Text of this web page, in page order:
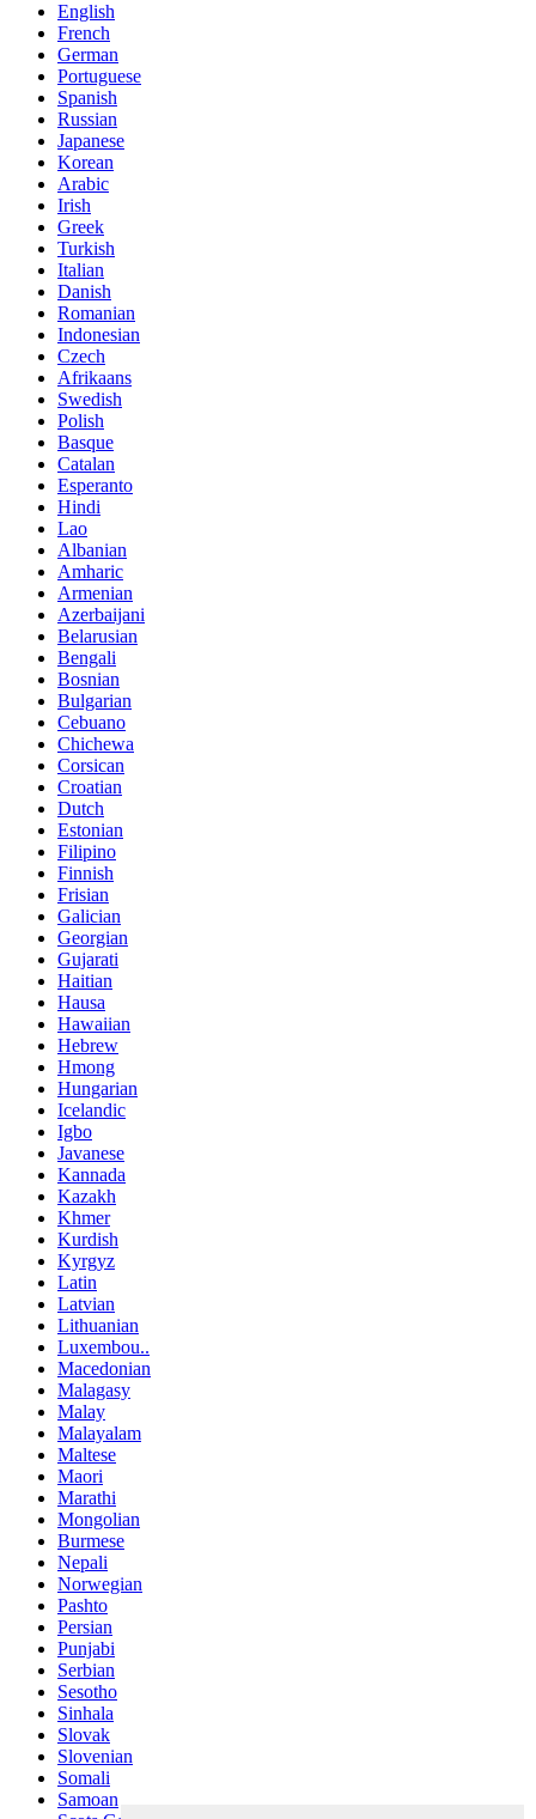
English
French
German
Portuguese
Spanish
Russian
Japanese
Korean
Arabic
Irish
Greek
Turkish
Italian
Danish
Romanian
Indonesian
Czech
Afrikaans
Swedish
Polish
Basque
Catalan
Esperanto
Hindi
Lao
Albanian
Amharic
Armenian
Azerbaijani
Belarusian
Bengali
Bosnian
Bulgarian
Cebuano
Chichewa
Corsican
Croatian
Dutch
Estonian
Filipino
Finnish
Frisian
Galician
Georgian
Gujarati
Haitian
Hausa
Hawaiian
Hebrew
Hmong
Hungarian
Icelandic
Igbo
Javanese
Kannada
Kazakh
Khmer
Kurdish
Kyrgyz
Latin
Latvian
Lithuanian
Luxembou..
Macedonian
Malagasy
Malay
Malayalam
Maltese
Maori
Marathi
Mongolian
Burmese
Nepali
Norwegian
Pashto
Persian
Punjabi
Serbian
Sesotho
Sinhala
Slovak
Slovenian
Somali
Samoan